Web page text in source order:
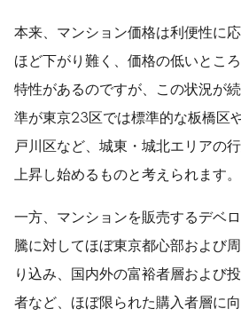
本来、マンション価格は利便性に
ほど下がり難く、価格の低いとこ
特性があるのですが、この状況が
準が東京23区では標準的な板橋区
戸川区など、城東・城北エリアの
上昇し始めるものと考えられます。
一方、マンションを販売するデベ
騰に対してほぼ東京都心部および
り込み、国内外の富裕者層および
者など、ほぼ限られた購入者層に